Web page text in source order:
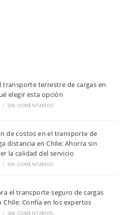
transporte terrestre de cargas en
elegir esta opción
/ SIN COMENTARIOS
de costos en el transporte de
distancia en Chile: Ahorra sin
la calidad del servicio
/ SIN COMENTARIOS
el transporte seguro de cargas
Chile: Confía en los expertos
/ SIN COMENTARIOS